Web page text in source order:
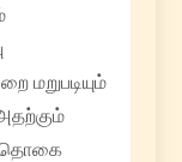
மறுபடியும்
தொகை